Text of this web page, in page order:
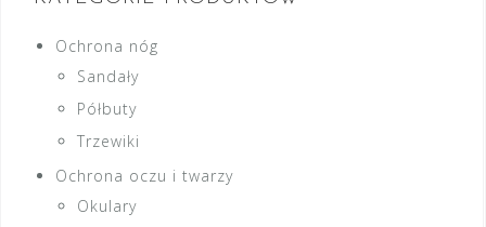
Ochrona nóg
Sandały
Półbuty
Trzewiki
Ochrona oczu i twarzy
Okulary